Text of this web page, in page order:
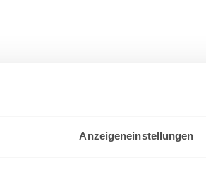
Anzeigeneinstellungen